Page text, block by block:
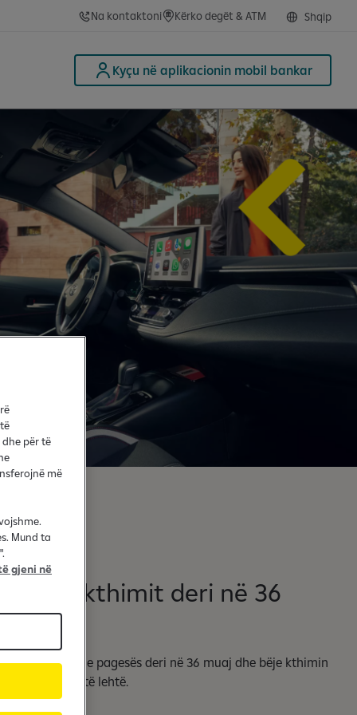
Na kontaktoni Kërko degët & ATM Shqip
Kyçu në aplikacionin mobil bankar
Afati i kthimit deri në 36
muaj
Zgjidh planin e pagesës deri në 36 muaj dhe bëje kthimin
e kredisë më të lehtë.
për të
më
Mund ta
gjeni në